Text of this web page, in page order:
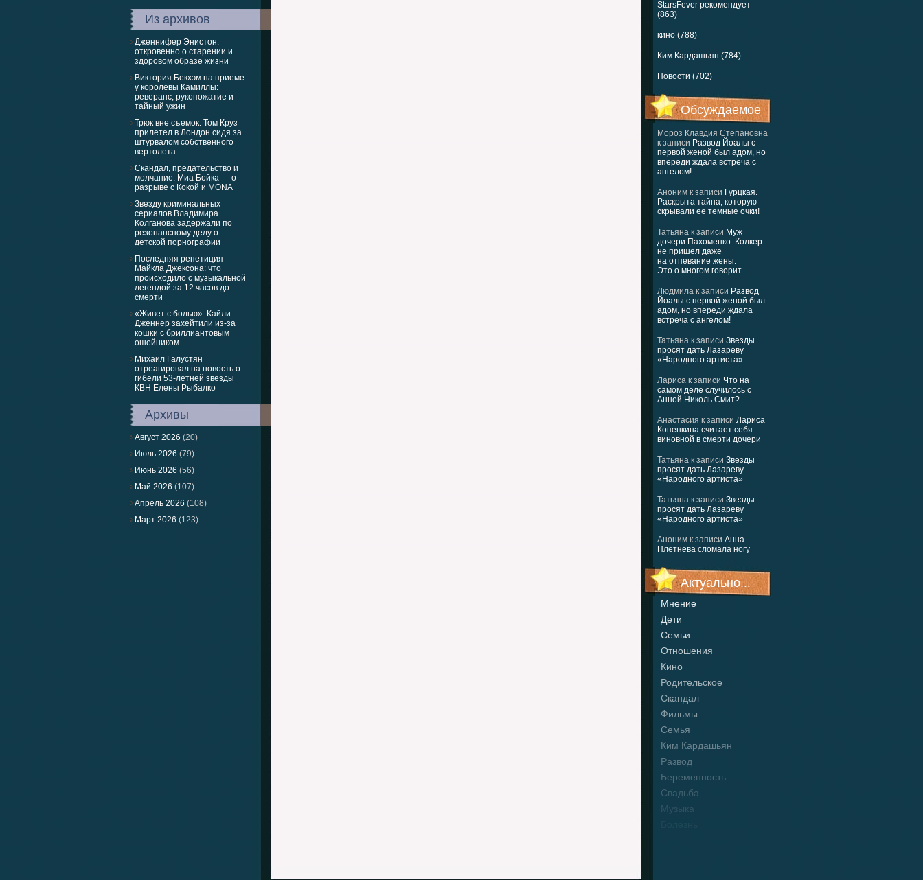
StarsFever рекомендует
(863)
кино (788)
Ким Кардашьян (784)
Новости (702)
Обсуждаемое
Мороз Клавдия Степановна
к записи Развод Йоалы с
первой женой был адом, но
впереди ждала встреча с
ангелом!
Аноним к записи Гурцкая.
Раскрыта тайна, которую
скрывали ее темные очки!
Татьяна к записи Муж
дочери Пахоменко. Колкер
не пришел даже
на отпевание жены.
Это о многом говорит…
Людмила к записи Развод
Йоалы с первой женой был
адом, но впереди ждала
встреча с ангелом!
Татьяна к записи Звезды
просят дать Лазареву
«Народного артиста»
Лариса к записи Что на
самом деле случилось с
Анной Николь Смит?
Анастасия к записи Лариса
Копенкина считает себя
виновной в смерти дочери
Татьяна к записи Звезды
просят дать Лазареву
«Народного артиста»
Татьяна к записи Звезды
просят дать Лазареву
«Народного артиста»
Аноним к записи Анна
Плетнева сломала ногу
Актуально...
Мнение
Дети
Семьи
Отношения
Кино
Родительское
Скандал
Фильмы
Семья
Ким Кардашьян
Развод
Беременность
Свадьба
Музыка
Из архивов
Дженнифер Энистон:
откровенно о старении и
здоровом образе жизни
Виктория Бекхэм на приеме
у королевы Камиллы:
реверанс, рукопожатие и
тайный ужин
Трюк вне съемок: Том Круз
прилетел в Лондон сидя за
штурвалом собственного
вертолета
Скандал, предательство и
молчание: Миа Бойка — о
разрыве с Кокой и MONA
Звезду криминальных
сериалов Владимира
Колганова задержали по
резонансному делу о
детской порнографии
Последняя репетиция
Майкла Джексона: что
происходило с музыкальной
легендой за 12 часов до
смерти
«Живет с болью»: Кайли
Дженнер захейтили из-за
кошки с бриллиантовым
ошейником
Михаил Галустян
отреагировал на новость о
гибели 53-летней звезды
КВН Елены Рыбалко
Архивы
Август 2026 (20)
Июль 2026 (79)
Июнь 2026 (56)
Май 2026 (107)
Апрель 2026 (108)
Март 2026 (123)